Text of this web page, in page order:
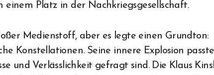
Platz in der Nachkriegsgesellschaft.
Medienstoff, aber es legte einen Grundton:
Konstellationen. Seine innere Explosion passte
und Verlässlichkeit gefragt sind. Die Klaus